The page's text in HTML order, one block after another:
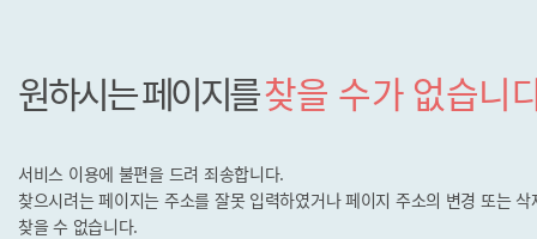
원하시는 페이지를찾을 수가 없습니
서비스 이용에 불편을 드려 죄송합니다.
찾으시려는 페이지는 주소를 잘못 입력하였거나 페이지 주소의 변경 또는
찾을 수 없습니다.